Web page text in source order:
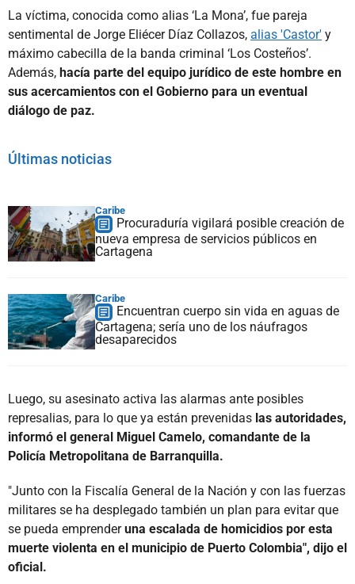
La víctima, conocida como alias ‘La Mona’, fue pareja
sentimental de Jorge Eliécer Díaz Collazos, alias 'Castor' y
máximo cabecilla de la banda criminal ‘Los Costeños’.
Además, hacía parte del equipo jurídico de este hombre en
sus acercamientos con el Gobierno para un eventual
diálogo de paz.
Últimas noticias
Caribe
Procuraduría vigilará posible creación de
nueva empresa de servicios públicos en
Cartagena
Caribe
Encuentran cuerpo sin vida en aguas de
Cartagena; sería uno de los náufragos
desaparecidos
Luego, su asesinato activa las alarmas ante posibles
represalias, para lo que ya están prevenidas las autoridades,
informó el general Miguel Camelo, comandante de la
Policía Metropolitana de Barranquilla.
"Junto con la Fiscalía General de la Nación y con las fuerzas
militares se ha desplegado también un plan para evitar que
se pueda emprenderuna escalada de homicidios por esta
muerte violenta en el municipio de Puerto Colombia", dijo el
oficial.